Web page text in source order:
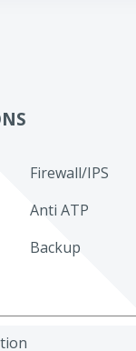
Firewall/IPS
Anti ATP
Backup